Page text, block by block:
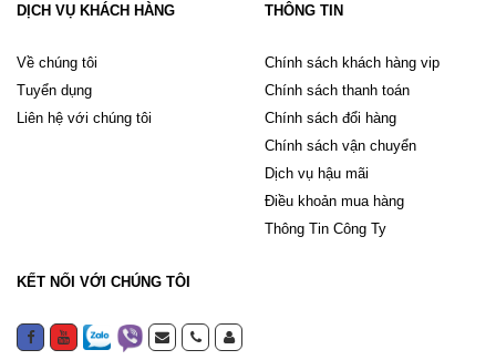
DỊCH VỤ KHÁCH HÀNG
Về chúng tôi
Tuyển dụng
Liên hệ với chúng tôi
THÔNG TIN
Chính sách khách hàng vip
Chính sách thanh toán
Chính sách đổi hàng
Chính sách vận chuyển
Dịch vụ hậu mãi
Điều khoản mua hàng
Thông Tin Công Ty
KẾT NỐI VỚI CHÚNG TÔI